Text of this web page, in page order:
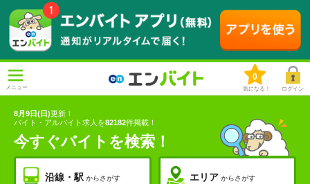
メニュー
0
気になる！ ログイン
8月9日(日)更新！
バイト・アルバイト求人を82182件掲載！
今すぐバイトを検索！
沿線・駅 からさがす エリア からさがす